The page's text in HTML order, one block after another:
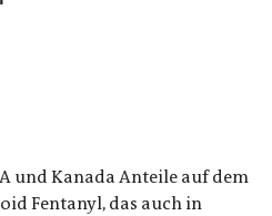
und Kanada Anteile auf dem
Fentanyl, das auch in